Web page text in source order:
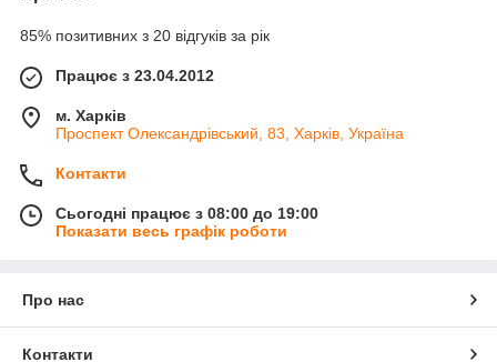
85% позитивних з 20 відгуків за рік
Працює з 23.04.2012
м. Харків
Проспект Олександрівський, 83, Харків, Україна
Контакти
Сьогодні працює з 08:00 до 19:00
Показати весь графік роботи
Про нас
Контакти